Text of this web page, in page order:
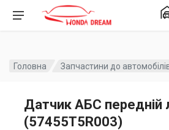
Головна Запчастини до
Датчик АБС передній
(57455T5R003)